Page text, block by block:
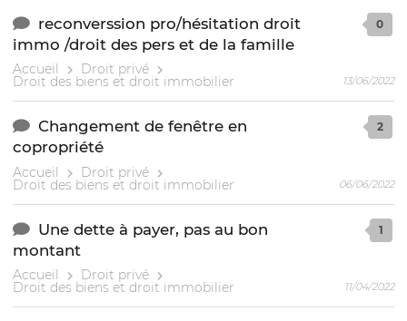
reconverssion pro/hésitation droit
immo /droit des pers et de la famille
Accueil Droit privé
Droit des biens et droit immobilier
0
13/06/2022
Changement de fenêtre en
copropriété
Accueil Droit privé
Droit des biens et droit immobilier
2
06/06/2022
Une dette à payer, pas au bon
montant
Accueil Droit privé
Droit des biens et droit immobilier
1
11/04/2022